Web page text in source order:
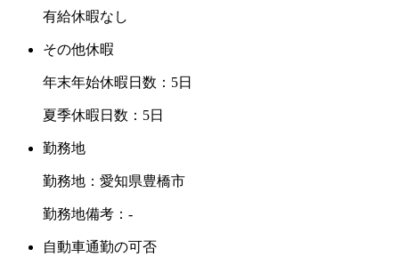
有給休暇なし
その他休暇
年末年始休暇日数：5日
夏季休暇日数：5日
勤務地
勤務地：愛知県豊橋市
勤務地備考：-
自動車通勤の可否